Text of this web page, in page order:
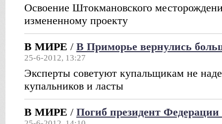
Освоение Штокмановского
измененному проекту
В МИРЕ / В Приморье вернулись
25-6-2012, 13:27
Эксперты советуют купальщикам не
купальников и ласты
В МИРЕ / Погиб президент Федерации